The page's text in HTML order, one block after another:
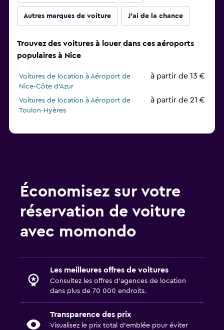
Autres marques de voiture J'ai de la chance
Trouvez des voitures à louer dans ces aéroports
populaires à Nice
Voitures de location à Aéroport de
Nice-Côte d'Azur
à partir de 13 €
Voitures de location à Aéroport de
Toulon-Hyères
à partir de 21 €
Économisez sur votre
réservation de voiture
avec momondo
Les meilleures offres de voitures
Consultez les offres d’agences de location
dans plus de 70 000 endroits.
Transparence des prix
Visualisez le prix total d’emblée pour éviter